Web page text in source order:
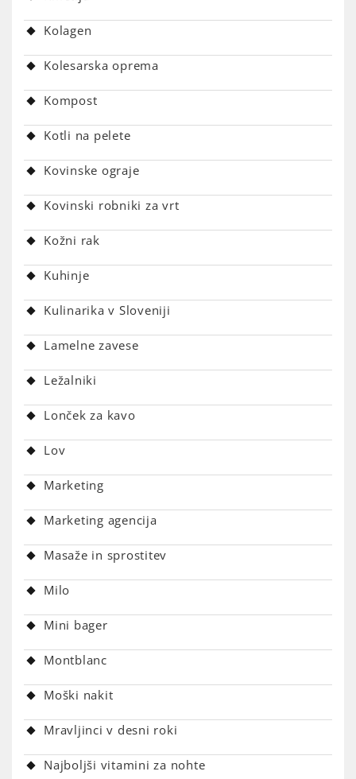
Kolagen
Kolesarska oprema
Kompost
Kotli na pelete
Kovinske ograje
Kovinski robniki za vrt
Kožni rak
Kuhinje
Kulinarika v Sloveniji
Lamelne zavese
Ležalniki
Lonček za kavo
Lov
Marketing
Marketing agencija
Masaže in sprostitev
Milo
Mini bager
Montblanc
Moški nakit
Mravljinci v desni roki
Najboljši vitamini za nohte